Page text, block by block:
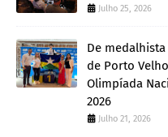
Julho 25, 2026
De
de Porto
Olimpíada
2026
Julho 21, 2026